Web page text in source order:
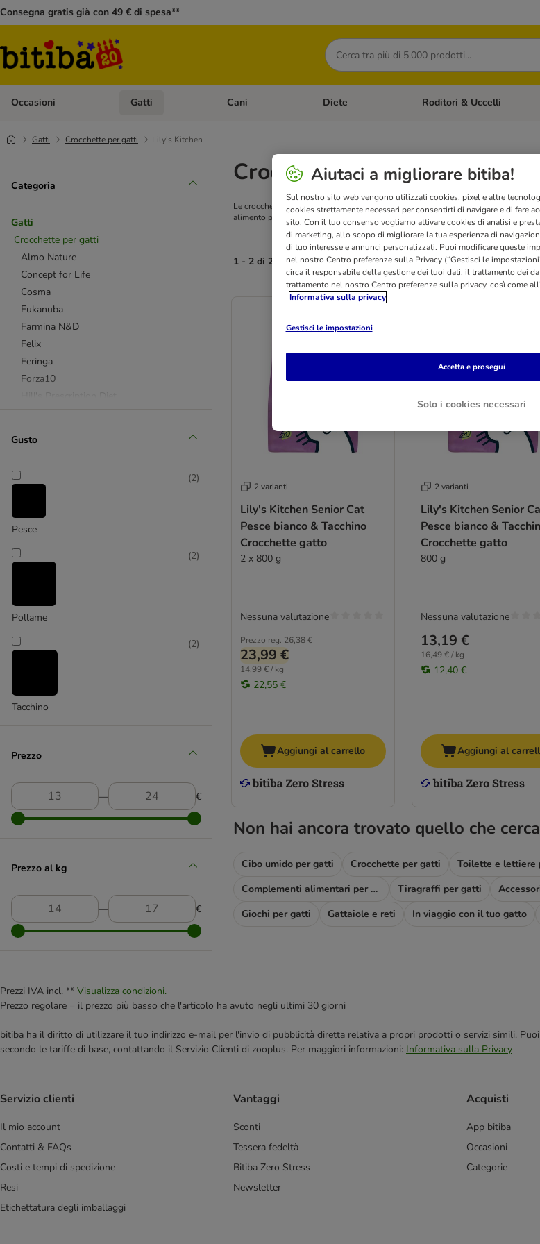
Consegna gratis già con 49 € di spesa**
Cerca
Occasioni Apri Menù Categoria: Occasioni
Gatti Apri Menù Categoria: Gatti
Cani Apri Menù Categoria: Cani
Diete Apri Menù Categoria: Diete
Roditori & Uccelli
Gatti Crocchette per gatti Lily's Kitchen
Categoria
Gatti
Crocchette per gatti
Almo Nature
Concept for Life
Cosma
Eukanuba
Farmina N&D
Felix
Feringa
Forza10
Royal Canin Feline
Royal Canin Feline Veterinary & Expert
Schesir
Wild Freedom
Advance Affinity
animonda
animonda Integra
Brekkies
Carnilove
Encore
Forza10 Active Line
IAMS
JosiCat
Kattovit
Libra Affinity
Lily's Kitchen
MAC's
Monge
Nature's Variety
Nutrivet
Pan Mięsko
Gusto
Pesce
(2)
Pollame
(2)
Tacchino
(2)
Prezzo
― €
Prezzo al kg
― €
Crocchette per gatti Lily's
Le crocchette senza cereali Lily´s Kitchen sono preparate con componenti
alimento perfettamente equilibrato e altamente digeribile, ideale in caso di
1 - 2 di 2 risultati
2 varianti
Lily's Kitchen Senior Cat
Pesce bianco & Tacchino
Crocchette gatto
2 x 800 g
Prezzo reg. 26,38 €
23,99 €
14,99 € / kg
22,55 €
Nessuna valutazione
Aggiungi al carrello
2 varianti
Lily's Kitchen Senior
Pesce bianco &
Crocchette gatto
800 g
13,19 €
16,49 € / kg
12,40 €
Nessuna valutazione
Aggiungi al
Non hai ancora trovato quello che
Cibo umido per gatti Crocchette per gatti Toilette e lettiere
Complementi alimentari per gatti
Tiragraffi per gatti
Giochi per gatti
Gattaiole e reti In viaggio con il tuo gatto
Prezzi IVA incl. ** Visualizza condizioni.
Prezzo regolare = il prezzo più basso che l'articolo ha avuto negli ultimi 30 giorni
bitiba ha il diritto di utilizzare il tuo indirizzo e-mail per l'invio di pubblicità diretta relativa a propri prodotti o servizi simili.
secondo le tariffe di base, contattando il Servizio Clienti di zooplus. Per maggiori informazioni: Informativa sulla Privacy
Servizio clienti
Il mio account
Contatti & FAQs
Costi e tempi di spedizione
Resi
Etichettatura degli imballaggi
Vantaggi
Sconti
Tessera fedeltà
Bitiba Zero Stress
Newsletter
Acquisti
App bitiba
Occasioni
Categorie
Aiutaci a migliorare bitiba!
Sul nostro sito web vengono utilizzati cookies, pixel e altre
cookies strettamente necessari per consentirti di navigare e di fare
sito. Con il tuo consenso vogliamo attivare cookies di analisi e
di marketing, allo scopo di migliorare la tua esperienza di
di tuo interesse e annunci personalizzati. Puoi modificare queste
nel nostro Centro preferenze sulla Privacy (“Gestisci le
circa il responsabile della gestione dei tuoi dati, il trattamento dei
trattamento nel nostro Centro preferenze sulla privacy, così come
Informativa sulla privacy
Gestisci le impostazioni
Solo i cookies necessari
Accetta e prosegui